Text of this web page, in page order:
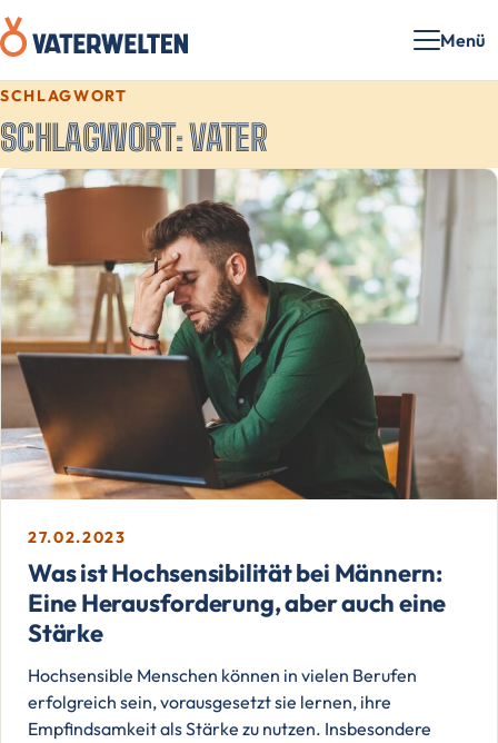
Menü
SCHLAGWORT
SCHLAGWORT:VATER
27.02.2023
Was ist Hochsensibilität bei Männern:
Eine Herausforderung, aber auch eine
Stärke
Hochsensible Menschen können in vielen Berufen
erfolgreich sein, vorausgesetzt sie lernen, ihre
Empfindsamkeit als Stärke zu nutzen. Insbesondere